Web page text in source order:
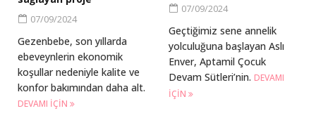
07/09/2024
Gezenbebe, son yıllarda
ebeveynlerin ekonomik
koşullar nedeniyle kalite ve
konfor bakımından daha alt.
DEVAMI IÇIN
07/09/2024
Geçtiğimiz sene annelik
yolculuğuna başlayan Aslı
Enver, Aptamil Çocuk
Devam Sütleri’nin. DEVAMI
IÇIN